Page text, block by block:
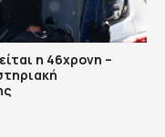
η 46χρονη –